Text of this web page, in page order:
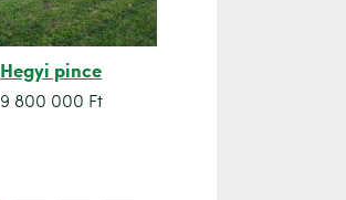
Hegyi pince
9 800 000 Ft